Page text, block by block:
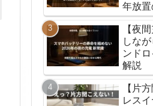
年放
【夜
しな
ンド
解説
【片
レス